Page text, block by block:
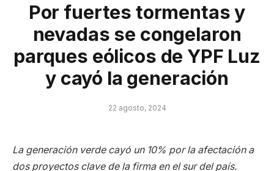
Por fuertes tormentas y
nevadas se congelaron
parques eólicos de YPF Luz
y cayó la generación
22 agosto, 2024
La generación verde cayó un 10% por la afectación a
dos proyectos clave de la firma en el sur del país.